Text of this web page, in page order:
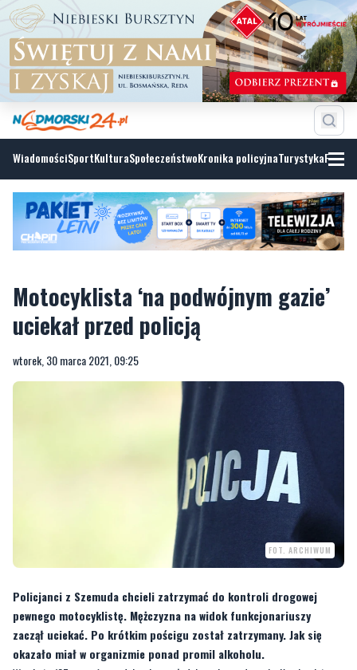
WiadomościSportKulturaSpołeczeństwoKronika policyjnaTurystyka
Motocyklista ‘na podwójnym gazie’
uciekał przed policją
wtorek, 30 marca 2021, 09:25
FOT. ARCHIWUM
Policjanci z Szemuda chcieli zatrzymać do kontroli drogowej
pewnego motocyklistę. Mężczyzna na widok funkcjonariuszy
zaczął uciekać. Po krótkim pościgu został zatrzymany. Jak się
okazało miał w organizmie ponad promil alkoholu.